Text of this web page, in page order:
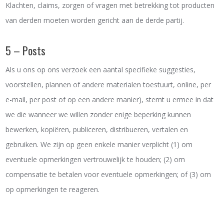
Klachten, claims, zorgen of vragen met betrekking tot producten
van derden moeten worden gericht aan de derde partij.
5 – Posts
Als u ons op ons verzoek een aantal specifieke suggesties,
voorstellen, plannen of andere materialen toestuurt, online, per
e-mail, per post of op een andere manier), stemt u ermee in dat
we die wanneer we willen zonder enige beperking kunnen
bewerken, kopiëren, publiceren, distribueren, vertalen en
gebruiken. We zijn op geen enkele manier verplicht (1) om
eventuele opmerkingen vertrouwelijk te houden; (2) om
compensatie te betalen voor eventuele opmerkingen; of (3) om
op opmerkingen te reageren.